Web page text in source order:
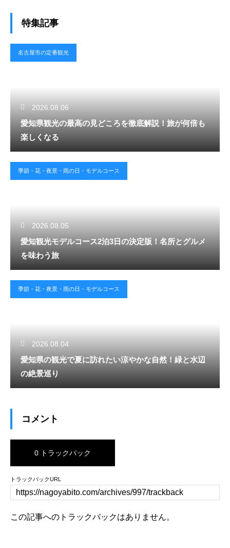
特集記事
名古屋市の定番観光
2026.08.06
愛知県観光の最高の見どころを徹底解説！旅が何倍も
楽しくなる
季節・花・夜景・雨の日・モデルコース
2026.08.05
愛知観光モデルコース2泊3日の決定版！名所とグルメ
を味わう旅
季節・花・夜景・雨の日・モデルコース
2026.08.04
愛知県の観光で夏に訪れたい涼やかな自然！緑と水辺
の絶景巡り
コメント
0 トラックバック
トラックバックURL
この記事へのトラックバックはありません。